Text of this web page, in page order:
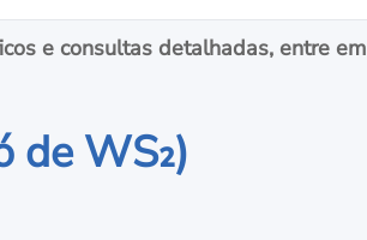
e consultas detalhadas, entre em
de WS₂)